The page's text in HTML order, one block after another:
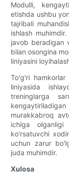
Modulli,
etishda ushbu
tajribali
ishlash
javob beradigan
bilan osongina
liniyasini
To'g'ri
liniyasida
treninglarga
murakkabroq
ichiga
ko'rsatuvchi
uchun zarur
juda muhimdir.
Xulosa